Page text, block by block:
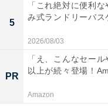
5
「これ絶対に便利
み式ランドリーバ
2026/08/03
PR
「え、こんなセー
以上が続々登場！
Amazon